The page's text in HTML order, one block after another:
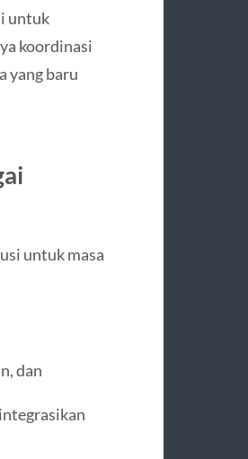
untuk
koordinasi
yang baru
untuk masa
dan